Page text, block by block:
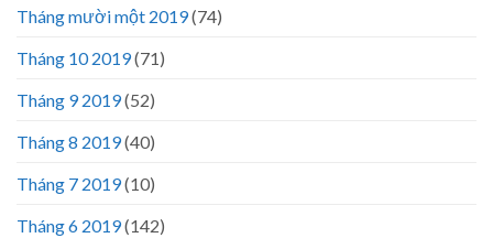
Tháng mười một 2019(74)
Tháng 10 2019(71)
Tháng 9 2019(52)
Tháng 8 2019(40)
Tháng 7 2019(10)
Tháng 6 2019(142)